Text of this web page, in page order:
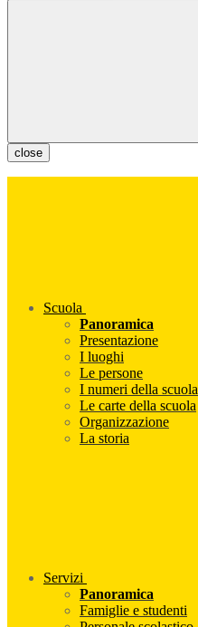
close
Scuola
Panoramica
Presentazione
I luoghi
Le persone
I numeri della scuola
Le carte della scuola
Organizzazione
La storia
Servizi
Panoramica
Famiglie e studenti